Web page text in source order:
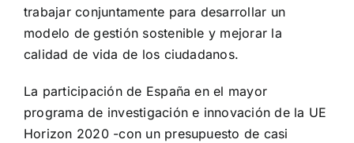
trabajar conjuntamente para desarrollar un
modelo de gestión sostenible y mejorar la
calidad de vida de los ciudadanos.
La participación de España en el mayor
programa de investigación e innovación de la UE
Horizon 2020 -con un presupuesto de casi